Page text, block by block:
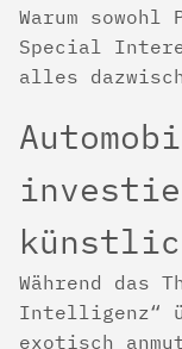
Warum
Special
alles
Während das
Intelligenz“
exotisch